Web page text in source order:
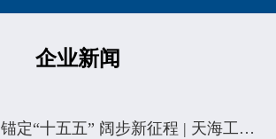
企业新闻
锚定“十五五” 阔步新征程 | 天海工业召开2026年半年工作会